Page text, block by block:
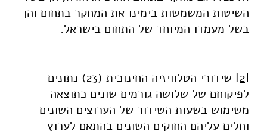
השיטות המשמשות בימינו את המחקר בתחום והן
בשל מעמדו המיוחד של התחום בישראל.
[2]
שידורי הטלוויזיה החינוכית (23) נתונים
לפיקוחם של שלושה גורמים שונים כתוצאה
משימוש בשעות השידור של הערוצים השונים
וחלים עליהם החוקים השונים בהתאם לערוץ